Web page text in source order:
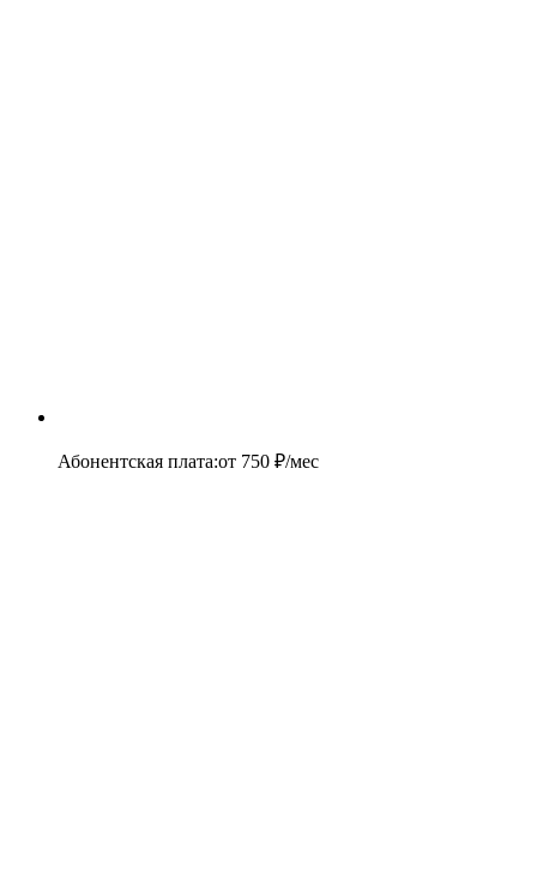
Абонентская плата:от 750 ₽/мес